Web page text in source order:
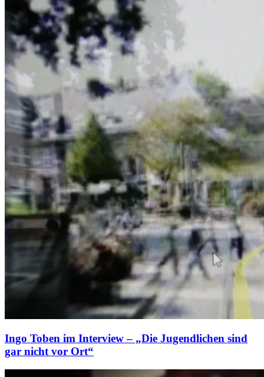
Ingo Toben im Interview – „Die Jugendlichen sind
gar nicht vor Ort“